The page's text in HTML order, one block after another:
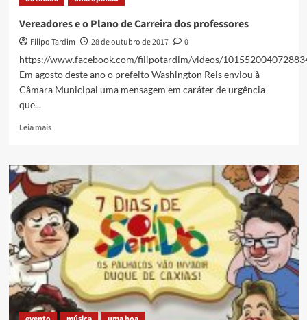
do
Imbariê
Nos
no
dia
Vereadores e o Plano de Carreira dos professores
Filipo Tardim 28 de outubro de 2017
0
https://www.facebook.com/filipotardim/videos/
Em agosto deste ano o prefeito Washington Reis enviou à
Câmara Municipal uma mensagem em caráter de urgência
que...
Leia maisRead
Vereadores
o
Plano
de
Carreira
dos
professores